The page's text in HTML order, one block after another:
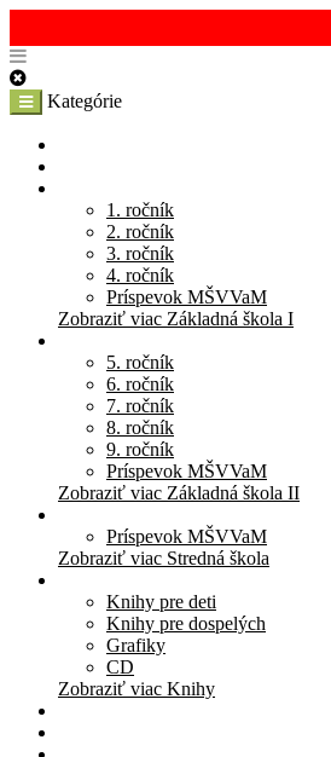
Kategórie
1. ročník
2. ročník
3. ročník
4. ročník
Príspevok MŠVVaM
Zobraziť viac Základná škola I
5. ročník
6. ročník
7. ročník
8. ročník
9. ročník
Príspevok MŠVVaM
Zobraziť viac Základná škola II
Príspevok MŠVVaM
Zobraziť viac Stredná škola
Knihy pre deti
Knihy pre dospelých
Grafiky
CD
Zobraziť viac Knihy